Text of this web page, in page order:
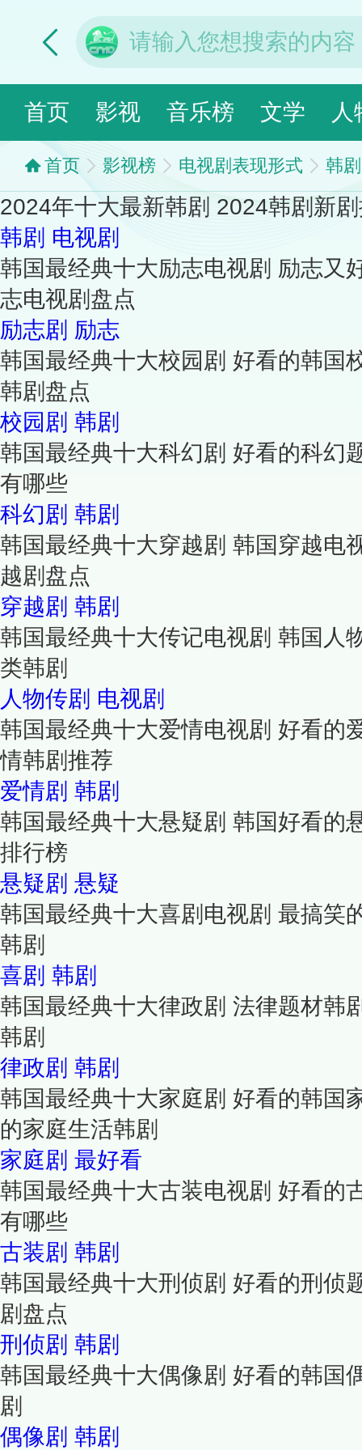
首页 影视 音乐榜 文学 人
首页 影视榜 电视剧表现形式 韩剧
2024年十大最新韩剧 2024韩剧新
韩剧 电视剧
韩国最经典十大励志电视剧 励志又
志电视剧盘点
励志剧 励志
韩国最经典十大校园剧 好看的韩国
韩剧盘点
校园剧 韩剧
韩国最经典十大科幻剧 好看的科幻
有哪些
科幻剧 韩剧
韩国最经典十大穿越剧 韩国穿越电
越剧盘点
穿越剧 韩剧
韩国最经典十大传记电视剧 韩国人
类韩剧
人物传剧 电视剧
韩国最经典十大爱情电视剧 好看的
情韩剧推荐
爱情剧 韩剧
韩国最经典十大悬疑剧 韩国好看的
排行榜
悬疑剧 悬疑
韩国最经典十大喜剧电视剧 最搞笑
韩剧
喜剧 韩剧
韩国最经典十大律政剧 法律题材韩
韩剧
律政剧 韩剧
韩国最经典十大家庭剧 好看的韩国
的家庭生活韩剧
家庭剧 最好看
韩国最经典十大古装电视剧 好看的
有哪些
古装剧 韩剧
韩国最经典十大刑侦剧 好看的刑侦
剧盘点
刑侦剧 韩剧
韩国最经典十大偶像剧 好看的韩国
剧
偶像剧 韩剧